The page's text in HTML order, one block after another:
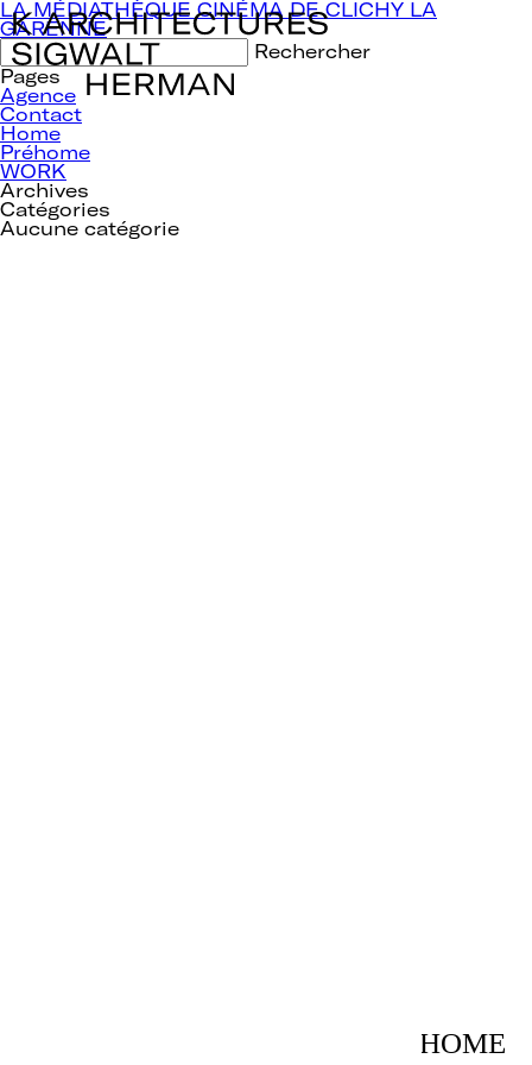
Navigation
de
l’article
LA MÉDIATHÈQUE CINÉMA DE CLICHY LA
GARENNE
Rechercher :
Pages
Agence
Contact
Home
Préhome
WORK
Archives
Catégories
Aucune catégorie